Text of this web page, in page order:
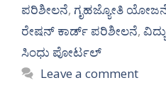
ಪರಿಶೀಲನೆ, ಗೃಹಜ್ಯೋತಿ
ರೇಷನ್ ಕಾರ್ಡ್ ಪರಿಶೀಲನೆ,
ಸಿಂಧು ಪೋರ್ಟಲ್
Leave a comment